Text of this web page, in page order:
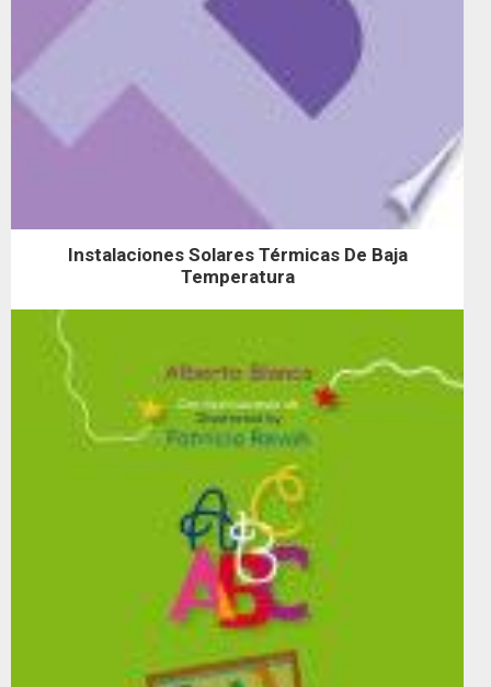
Instalaciones Solares Térmicas De Baja
Temperatura